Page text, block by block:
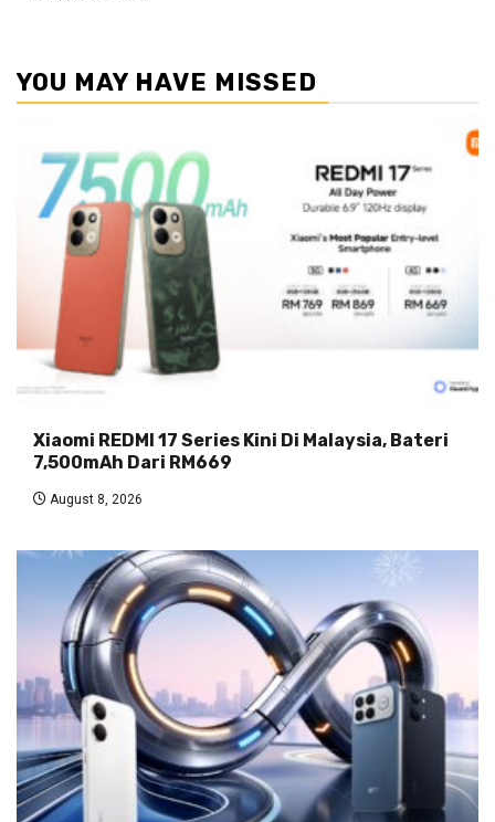
YOU MAY HAVE MISSED
Xiaomi REDMI 17 Series Kini Di Malaysia, Bateri
7,500mAh Dari RM669
August 8, 2026